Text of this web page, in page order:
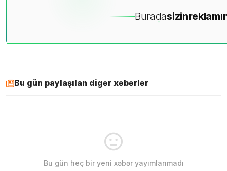
Buradasizin
Bu gün paylaşılan digər xəbərlər
Bu gün heç bir yeni xəbər yayımlanmadı